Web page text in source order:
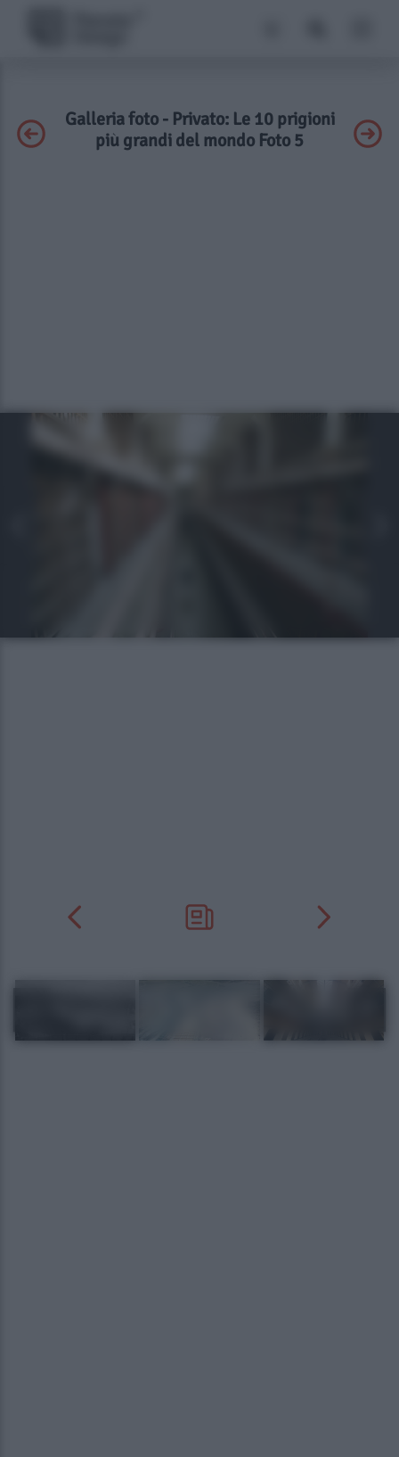
Galleria foto - Privato: Le 10 prigioni
più grandi del mondo Foto 5